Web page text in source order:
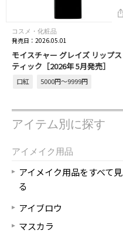
コスメ・化粧品
発売日：2026.05.01
モイスチャー グレイズ リップス
ティック［2026年 5月発売］
口紅 5000円～9999円
アイテム別に探す
アイメイク用品
アイメイク用品をすべて見
る
アイブロウ
マスカラ